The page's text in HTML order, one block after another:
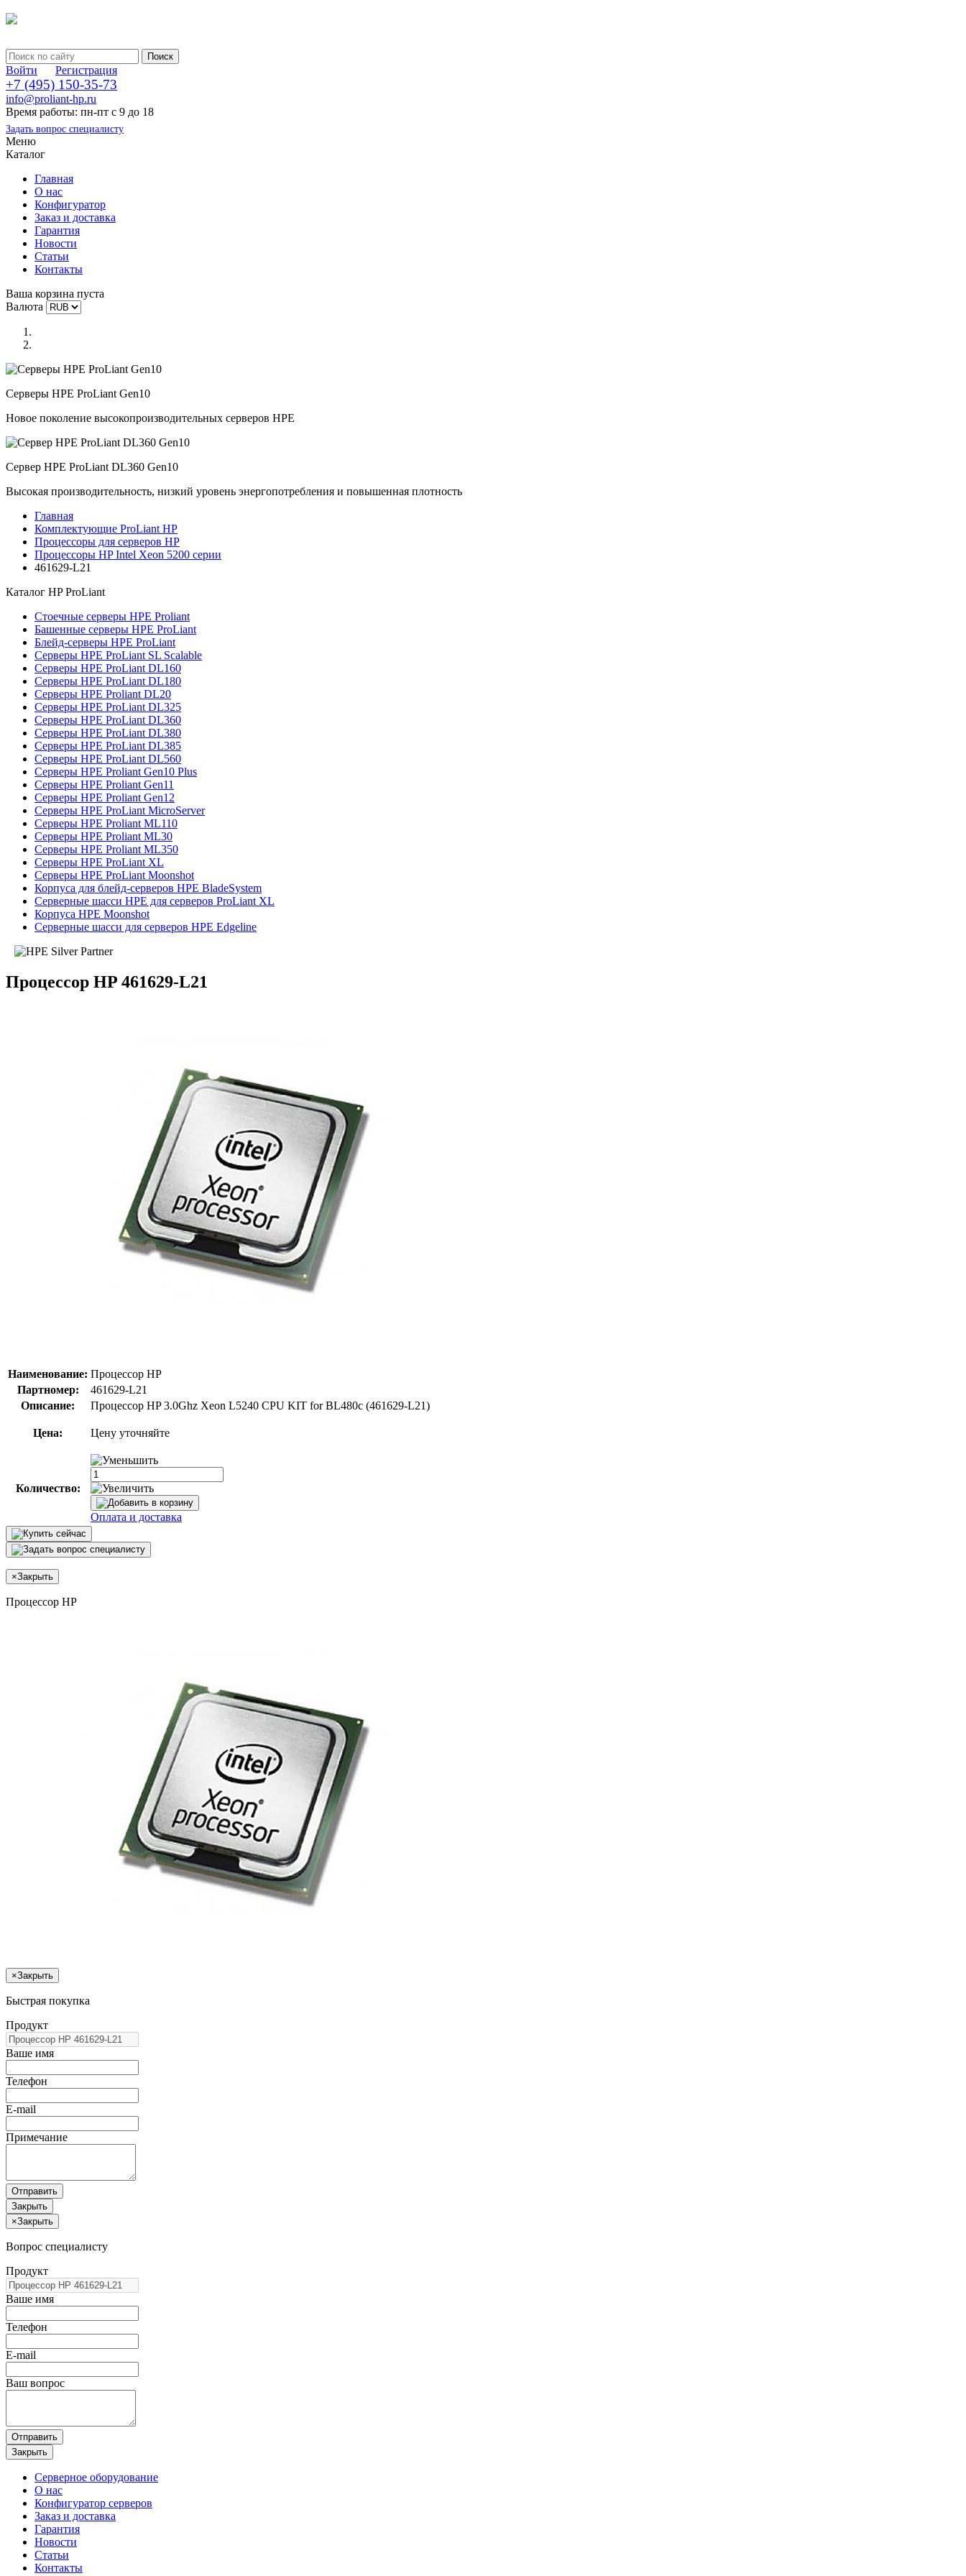
Войти Регистрация
+7 (495) 150-35-73
info@proliant-hp.ru
Время работы: пн-пт с 9 до 18
Задать вопрос специалисту
Меню
Каталог
Главная
О нас
Конфигуратор
Заказ и доставка
Гарантия
Новости
Статьи
Контакты
Ваша корзина пуста
Валюта
Серверы HPE ProLiant Gen10
Новое поколение высокопроизводительных серверов HPE
Сервер HPE ProLiant DL360 Gen10
Высокая производительность, низкий уровень энергопотребления и повышенная плотность
Главная
Комплектующие ProLiant HP
Процессоры для серверов HP
Процессоры HP Intel Xeon 5200 серии
461629-L21
Каталог HP ProLiant
Стоечные серверы HPE Proliant
Башенные серверы HPE ProLiant
Блейд-серверы HPE ProLiant
Серверы HPE ProLiant SL Scalable
Серверы HPE ProLiant DL160
Серверы HPE ProLiant DL180
Серверы HPE Proliant DL20
Серверы HPE ProLiant DL325
Серверы HPE ProLiant DL360
Серверы HPE ProLiant DL380
Серверы HPE ProLiant DL385
Серверы HPE ProLiant DL560
Серверы HPE Proliant Gen10 Plus
Серверы HPE Proliant Gen11
Серверы HPE Proliant Gen12
Серверы HPE ProLiant MicroServer
Серверы HPE Proliant ML110
Серверы HPE Proliant ML30
Серверы HPE Proliant ML350
Серверы HPE ProLiant XL
Серверы HPE ProLiant Moonshot
Корпуса для блейд-серверов HPE BladeSystem
Серверные шасси HPE для серверов ProLiant XL
Корпуса HPE Moonshot
Серверные шасси для серверов HPE Edgeline
Процессор HP 461629-L21
Наименование: Процессор HP
Партномер:
461629-L21
Описание:
Процессор HP 3.0Ghz Xeon L5240 CPU KIT for BL480c (461629-L21)
Цена: Цену уточняйте
Количество:
Оплата и доставка
×Закрыть
Процессор HP
×Закрыть
Быстрая покупка
Продукт
Ваше имя
Телефон
E-mail
Примечание
Отправить
Закрыть
×Закрыть
Вопрос специалисту
Продукт
Ваше имя
Телефон
E-mail
Ваш вопрос
Отправить
Закрыть
Серверное оборудование
О нас
Конфигуратор серверов
Заказ и доставка
Гарантия
Новости
Статьи
Контакты